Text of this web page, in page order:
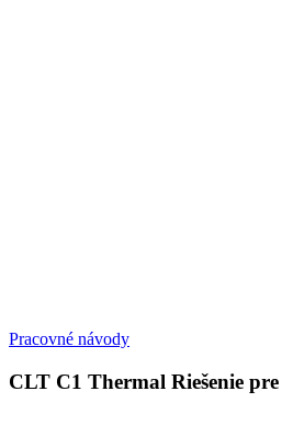
Pracovné návody
CLT C1 Thermal Riešenie